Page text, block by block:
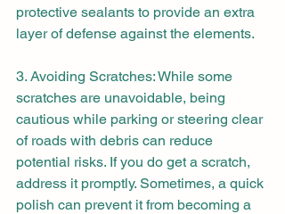
protective sealants to provide an extra
layer of defense against the elements.
3. Avoiding Scratches: While some
scratches are unavoidable, being
cautious while parking or steering clear
of roads with debris can reduce
potential risks. If you do get a scratch,
address it promptly. Sometimes, a quick
polish can prevent it from becoming a